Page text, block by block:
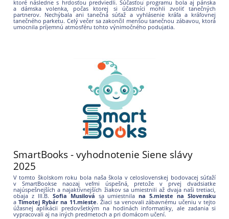
ktoré následne s hrdosťou predviedli. Súčasťou programu bola aj pánska
a dámska volenka, počas ktorej si účastníci mohli zvoliť tanečných
partnerov. Nechýbala ani tanečná súťaž a vyhlásenie kráľa a kráľovnej
tanečného parketu. Celý večer sa zakončil menšou tanečnou zábavou, ktorá
umocnila príjemnú atmosféru tohto výnimočného podujatia.
SmartBooks - vyhodnotenie Siene slávy
2025
V tomto školskom roku bola naša škola v celoslovenskej bodovacej súťaží
v SmartBookse naozaj veľmi úspešná, pretože v prvej dvadsiatke
najúspešnejších a najaktívnejších žiakov sa umiestnili až dvaja naši tretiaci,
obaja z III.B. Sofia Musilová sa umiestnilana 5.mieste na Slovensku
a Timotej Rybár na 11.mieste. Žiaci sa venovali zábavnému učeniu v tejto
úžasnej aplikácii predovšetkým na hodinách informatiky, ale zadania si
vypracovali aj na iných predmetoch a pri domácom učení.